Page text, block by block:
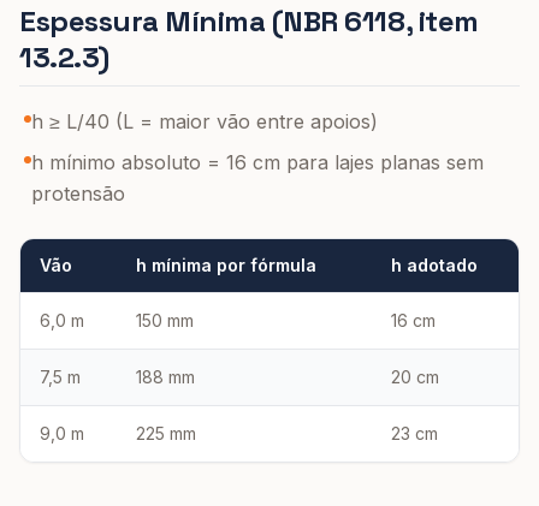
Espessura Mínima (NBR 6118, item
13.2.3)
h ≥ L/40 (L = maior vão entre apoios)
h mínimo absoluto = 16 cm para lajes planas sem
protensão
Vão h mínima por fórmula h adotado
6,0 m 150 mm 16 cm
7,5 m 188 mm 20 cm
9,0 m 225 mm 23 cm